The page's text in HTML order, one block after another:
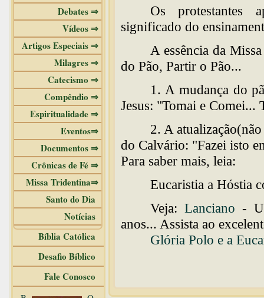
Debates ⇒
Vídeos ⇒
Artigos Especiais ⇒
Milagres ⇒
Catecismo ⇒
Compêndio ⇒
Espiritualidade ⇒
Eventos⇒
Documentos ⇒
Crônicas de Fé ⇒
Missa Tridentina⇒
Santo do Dia
Notícias
Bíblia Católica
Desafio Bíblico
Fale Conosco
Os protestantes
significado do
A essência da
do Pão, Partir o Pão...
1. A mudança do
Jesus: "Tomai e Comei...
2. A
do Calvário: "Fazei isto
Para saber mais, leia:
Eucaristia a Hóstia
Veja: Lanciano -
anos... Assista ao
Glória Polo e a